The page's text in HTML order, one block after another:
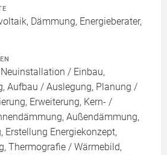
Dämmung, Energieberater,
/ Einbau,
Aufbau / Auslegung, Planung /
Erweiterung, Kern- /
Außendämmung,
Energiekonzept,
Thermografie / Wärmebild,